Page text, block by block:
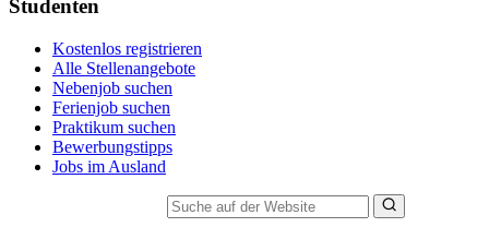
Studenten
Kostenlos registrieren
Alle Stellenangebote
Nebenjob suchen
Ferienjob suchen
Praktikum suchen
Bewerbungstipps
Jobs im Ausland